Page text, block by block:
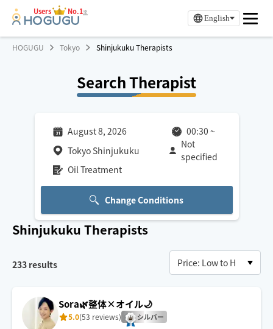
Users No.1※
English
HOGUGU Tokyo Shinjukuku Therapists
Search Therapist
August 8, 2026 00:30 ~
Tokyo Shinjukuku
Not
specified
Oil Treatment
Change Conditions
Shinjukuku Therapists
233 results
Sora🌿整体×オイル🌙
5.0(53 reviews) シルバー